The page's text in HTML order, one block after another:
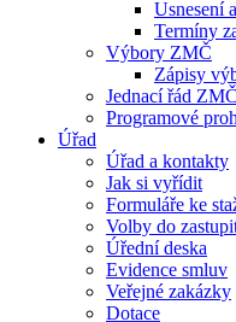
Usnesení
Termíny
Výbory ZMČ
Zápisy
Jednací řád ZMČ
Programové
Úřad
Úřad a kontakty
Jak si vyřídit
Formuláře ke
Volby do
Úřední deska
Evidence smluv
Veřejné zakázky
Dotace